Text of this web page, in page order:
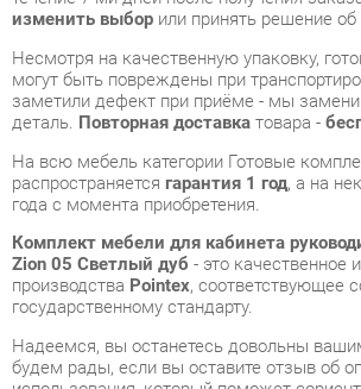
На всю мебель категории Готовые
распространяется
года с момента приобретения.
Комплект мебели для кабинета
Zion 05 Светлый дуб- это качественное
государственному стандарту.
Надеемся, вы останетесь довольны вашим
использования, который поможет
будущим покупателям.
Кроме формы обратной связиполучить
консультацию, фото и видеообзор
e-mail, телефону в Екатеринбурге и через
Telegram и WhatsApp.